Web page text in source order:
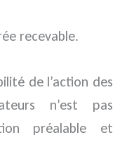
recevable.
de l’action des
n’est pas
préalable et